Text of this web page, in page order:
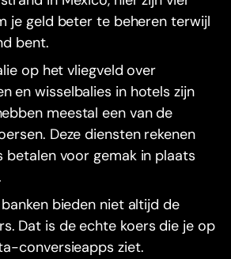
je geld beter te beheren terwijl
bent.
op het vliegveld over
en wisselbalies in hotels zijn
meestal een van de
Deze diensten rekenen
betalen voor gemak in plaats
bieden niet altijd de
Dat is de echte koers die je op
conversieapps ziet.